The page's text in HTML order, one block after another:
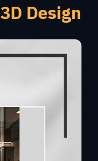
3D Design:-